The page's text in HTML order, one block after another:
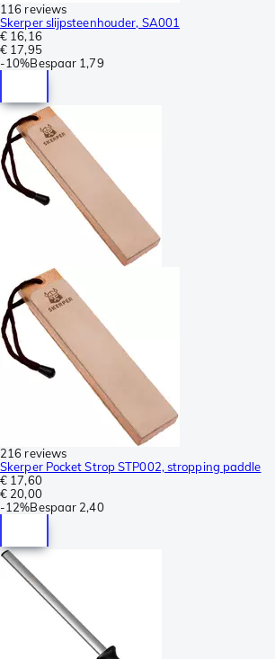
116 reviews
Skerper slijpsteenhouder, SA001
€ 16,16
€ 17,95
-10%Bespaar 1,79
216 reviews
Skerper Pocket Strop STP002, stropping paddle
€ 17,60
€ 20,00
-12%Bespaar 2,40